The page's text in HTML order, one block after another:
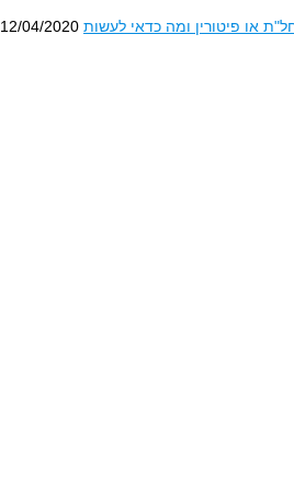
או פיטורין ומה כדאי לעשות 12/04/2020